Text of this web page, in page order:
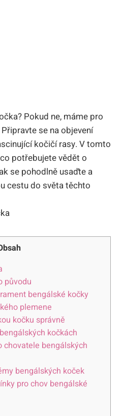
Pokud ne, máme pro
se na objevení
kočičí rasy. V tomto
potřebujete vědět o
se pohodlně usaďte a
cestu do světa těchto
původu
bengálské kočky
plemene
kočku správně
kočkách
chovatele bengálských
bengálských koček
pro chov bengálské